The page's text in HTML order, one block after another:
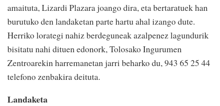
amaituta, Lizardi Plazara joango dira, eta bertaratuek han
burutuko den landaketan parte hartu ahal izango dute.
Herriko lorategi nahiz berdeguneak azalpenez lagundurik
bisitatu nahi dituen edonork, Tolosako Ingurumen
Zentroarekin harremanetan jarri beharko du, 943 65 25 44
telefono zenbakira deituta.
Landaketa